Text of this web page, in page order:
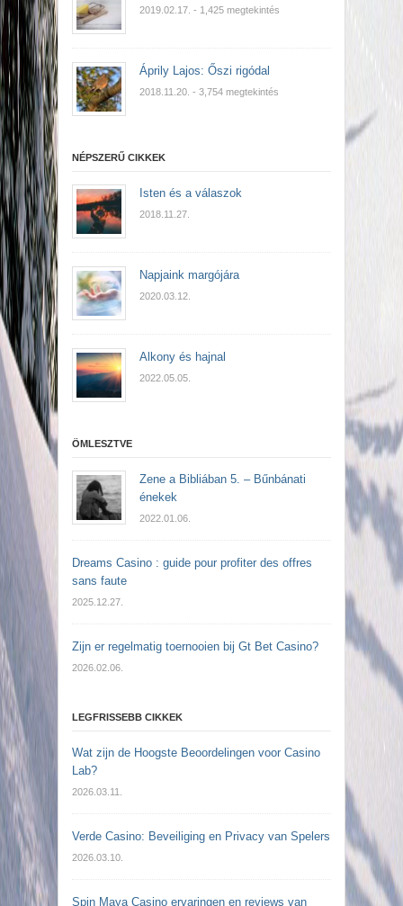
2019.02.17. - 1,425 megtekintés
Áprily Lajos: Őszi rigódal
2018.11.20. - 3,754 megtekintés
NÉPSZERŰ CIKKEK
Isten és a válaszok
2018.11.27.
Napjaink margójára
2020.03.12.
Alkony és hajnal
2022.05.05.
ÖMLESZTVE
Zene a Bibliában 5. – Bűnbánati
énekek
2022.01.06.
Dreams Casino : guide pour profiter des offres
sans faute
2025.12.27.
Zijn er regelmatig toernooien bij Gt Bet Casino?
2026.02.06.
LEGFRISSEBB CIKKEK
Wat zijn de Hoogste Beoordelingen voor Casino
Lab?
2026.03.11.
Verde Casino: Beveiliging en Privacy van Spelers
2026.03.10.
Spin Maya Casino ervaringen en reviews van